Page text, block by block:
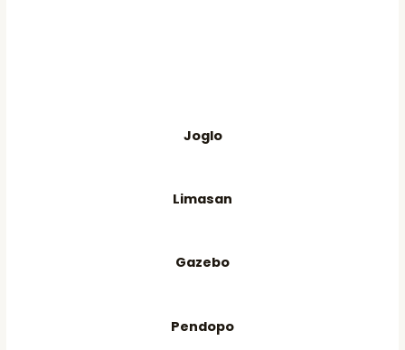
Joglo
Limasan
Gazebo
Pendopo